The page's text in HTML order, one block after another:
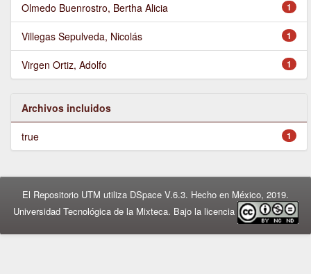
1
Olmedo Buenrostro, Bertha Alicia
1
Villegas Sepulveda, Nicolás
1
Virgen Ortiz, Adolfo
Archivos incluidos
1
true
El Repositorio UTM utiliza DSpace V.6.3. Hecho en México, 2019.
Universidad Tecnológica de la Mixteca. Bajo la licencia